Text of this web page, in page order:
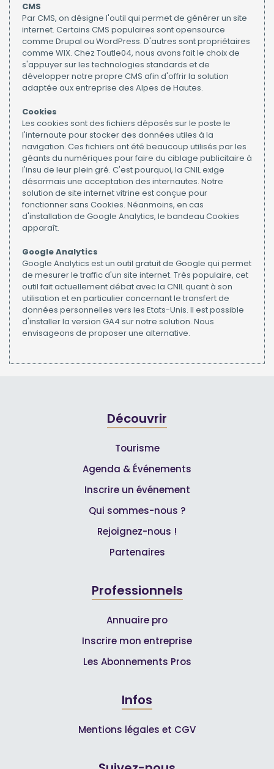
CMS
Par CMS, on désigne l'outil qui permet de générer un site
internet. Certains CMS populaires sont opensource
comme Drupal ou WordPress. D'autres sont propriétaires
comme WIX. Chez Toutle04, nous avons fait le choix de
s'appuyer sur les technologies standards et de
développer notre propre CMS afin d'offrir la solution
adaptée aux entreprise des Alpes de Hautes.
Cookies
Les cookies sont des fichiers déposés sur le poste le
l'internaute pour stocker des données utiles à la
navigation. Ces fichiers ont été beaucoup utilisés par les
géants du numériques pour faire du ciblage publicitaire à
l'insu de leur plein gré. C'est pourquoi, la CNIL exige
désormais une acceptation des internautes. Notre
solution de site internet vitrine est conçue pour
fonctionner sans Cookies. Néanmoins, en cas
d'installation de Google Analytics, le bandeau Cookies
apparaît.
Google Analytics
Google Analytics est un outil gratuit de Google qui permet
de mesurer le traffic d'un site internet. Très populaire, cet
outil fait actuellement débat avec la CNIL quant à son
utilisation et en particulier concernant le transfert de
données personnelles vers les Etats-Unis. Il est possible
d'installer la version GA4 sur notre solution. Nous
envisageons de proposer une alternative.
Découvrir
Tourisme
Agenda & Événements
Inscrire un événement
Qui sommes-nous ?
Rejoignez-nous !
Partenaires
Professionnels
Annuaire pro
Inscrire mon entreprise
Les Abonnements Pros
Infos
Mentions légales et CGV